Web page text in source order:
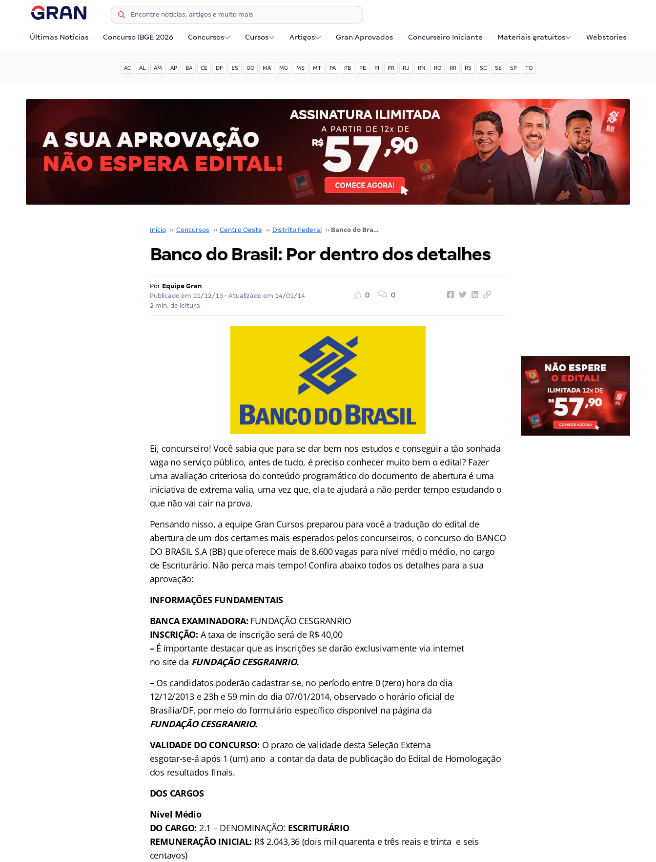
Últimas Notícias Concurso IBGE 2026 Concursos Cursos Artigos Gran Aprovados Concurseiro Iniciante Materiais gratuitos Webstories
AC AL AM AP BA CE DF ES GO MA MG MS MT PA PB PE PI PR RJ RN RO RR RS SC SE SP TO
Início ›› Concursos ›› Centro Oeste ›› Distrito Federal ›› Banco do Brasil: Por dentro dos detalhes
Banco do Brasil: Por dentro dos detalhes
Por Equipe Gran
Publicado em 11/12/13 • Atualizado em 14/01/14
2 min. de leitura
0 0
Ei, concurseiro! Você sabia que para se dar bem nos estudos e conseguir a tão sonhada
vaga no serviço público, antes de tudo, é preciso conhecer muito bem o edital? Fazer
uma avaliação criteriosa do conteúdo programático do documento de abertura é uma
iniciativa de extrema valia, uma vez que, ela te ajudará a não perder tempo estudando o
que não vai cair na prova.
Pensando nisso, a equipe Gran Cursos preparou para você a tradução do edital de
abertura de um dos certames mais esperados pelos concurseiros, o concurso do BANCO
DO BRASIL S.A (BB) que oferece mais de 8.600 vagas para nível médio médio, no cargo
de Escriturário. Não perca mais tempo! Confira abaixo todos os detalhes para a sua
aprovação:
INFORMAÇÕES FUNDAMENTAIS
BANCA EXAMINADORA: FUNDAÇÃO CESGRANRIO
INSCRIÇÃO: A taxa de inscrição será de R$ 40,00
–É importante destacar que as inscrições se darão exclusivamente via internet
no site da FUNDAÇÃO CESGRANRIO.
– Os candidatos poderão cadastrar-se, no período entre 0 (zero) hora do dia
12/12/2013 e 23h e 59 min do dia 07/01/2014, observado o horário oficial de
Brasília/DF, por meio do formulário específico disponível na página da
FUNDAÇÃO CESGRANRIO.
VALIDADE DO CONCURSO: O prazo de validade desta Seleção Externa
esgotar-se-á após 1 (um) ano a contar da data de publicação do Edital de Homologação
dos resultados finais.
DOS CARGOS
Nível Médio
DO CARGO: 2.1 – DENOMINAÇÃO: ESCRITURÁRIO
REMUNERAÇÃO INICIAL: R$ 2.043,36 (dois mil quarenta e três reais e trinta e seis
centavos)